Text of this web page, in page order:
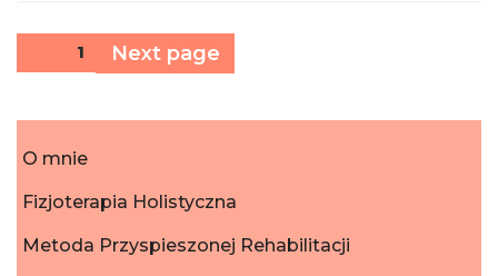
Stronicowanie
1 Next page
O mnie
Fizjoterapia Holistyczna
Metoda Przyspieszonej Rehabilitacji